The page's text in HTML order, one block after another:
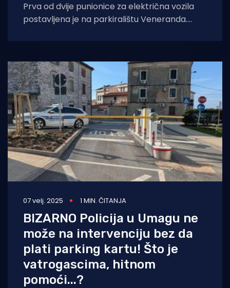
Prva od dvije punionice za električna vozila
postavljena je na parkiralištu Veneranda.
gradskom tvrtkom
07 velj. 2025 1 MIN. ČITANJA
BIZARNO Policija u Umagu ne
može na intervenciju bez da
plati parking kartu! Što je
vatrogascima, hitnom
pomoći...?